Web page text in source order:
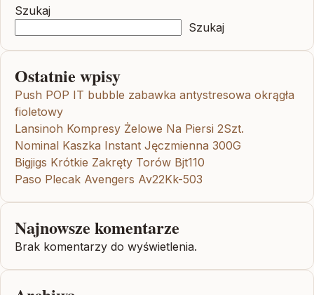
Szukaj
Szukaj
Ostatnie wpisy
Push POP IT bubble zabawka antystresowa okrągła
fioletowy
Lansinoh Kompresy Żelowe Na Piersi 2Szt.
Nominal Kaszka Instant Jęczmienna 300G
Bigjigs Krótkie Zakręty Torów Bjt110
Paso Plecak Avengers Av22Kk-503
Najnowsze komentarze
Brak komentarzy do wyświetlenia.